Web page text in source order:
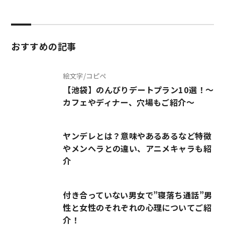
おすすめの記事
絵文字/コピペ
【池袋】のんびりデートプラン10選！～
カフェやディナー、穴場もご紹介～
ヤンデレとは？意味やあるあるなど特徴
やメンヘラとの違い、アニメキャラも紹
介
付き合っていない男女で”寝落ち通話”男
性と女性のそれぞれの心理についてご紹
介！